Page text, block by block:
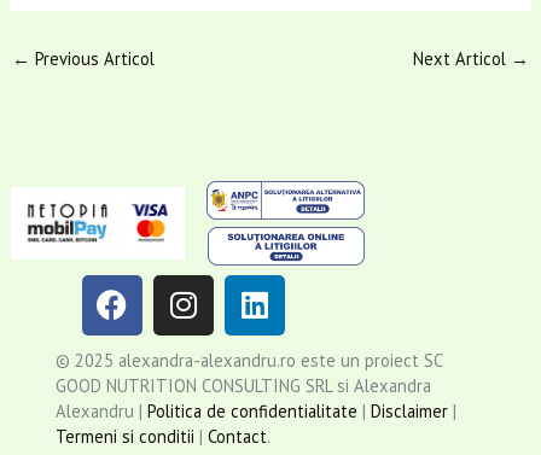
← Previous Articol Next Articol →
© 2025 alexandra-alexandru.ro este un proiect SC
GOOD NUTRITION CONSULTING SRL si Alexandra
Alexandru | Politica de confidentialitate | Disclaimer |
Termeni si conditii | Contact.
F
a
c
e
b
o
I
n
s
t
a
g
L
i
n
k
e
d